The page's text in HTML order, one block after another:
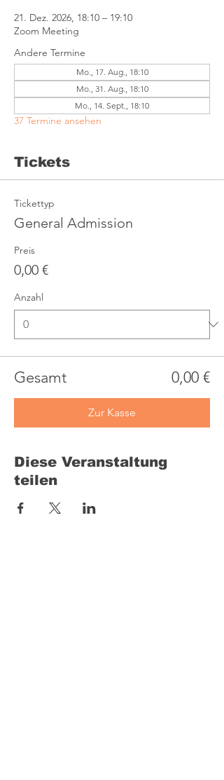
21. Dez. 2026, 18:10 – 19:10
Zoom Meeting
Andere Termine
Mo., 17. Aug., 18:10
Mo., 31. Aug., 18:10
Mo., 14. Sept., 18:10
37 Termine ansehen
Tickets
Tickettyp
General Admission
Preis
0,00 €
Anzahl
Gesamt 0,00 €
Zur Kasse
Diese Veranstaltung
teilen